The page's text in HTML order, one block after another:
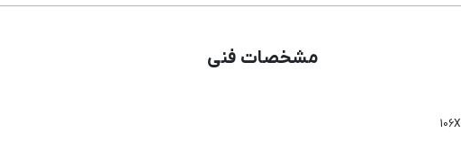
مشخصات فنی
106X